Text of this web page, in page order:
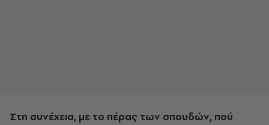
Στη συνέχεια, με το πέρας των σπουδών, πού